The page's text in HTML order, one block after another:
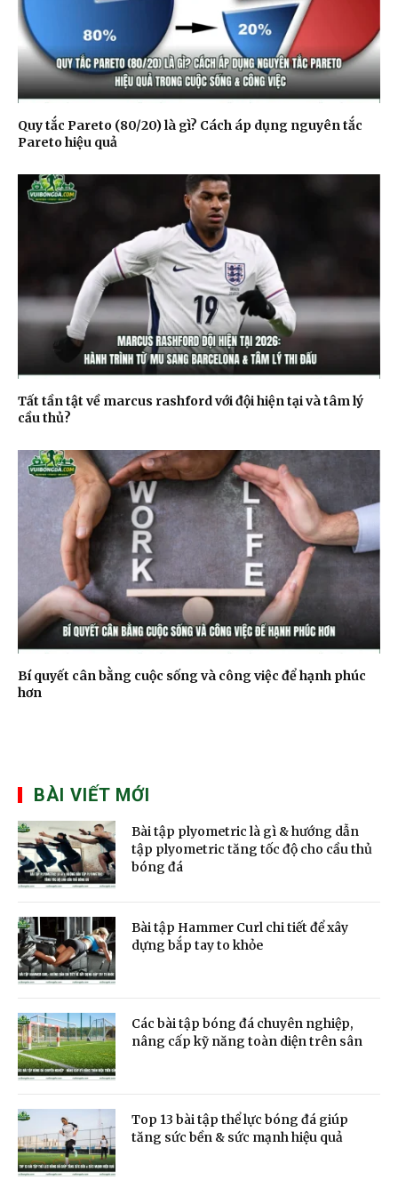
Quy tắc Pareto (80/20) là gì? Cách áp dụng nguyên tắc
Pareto hiệu quả
Tất tần tật về marcus rashford với đội hiện tại và tâm lý
cầu thủ?
Bí quyết cân bằng cuộc sống và công việc để hạnh phúc
hơn
BÀI VIẾT MỚI
Bài tập plyometric là gì & hướng dẫn
tập plyometric tăng tốc độ cho cầu thủ
bóng đá
Bài tập Hammer Curl chi tiết để xây
dựng bắp tay to khỏe
Các bài tập bóng đá chuyên nghiệp,
nâng cấp kỹ năng toàn diện trên sân
Top 13 bài tập thể lực bóng đá giúp
tăng sức bền & sức mạnh hiệu quả